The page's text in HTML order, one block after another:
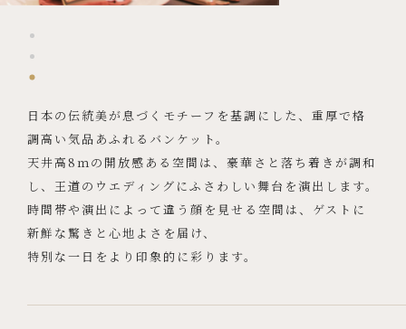
日本の伝統美が息づくモチーフを基調にした、重厚で格
調高い気品あふれるバンケット。
天井高8ｍの開放感ある空間は、豪華さと落ち着きが調和
し、王道のウエディングにふさわしい舞台を演出します。
時間帯や演出によって違う顔を見せる空間は、ゲストに
新鮮な驚きと心地よさを届け、
特別な一日をより印象的に彩ります。